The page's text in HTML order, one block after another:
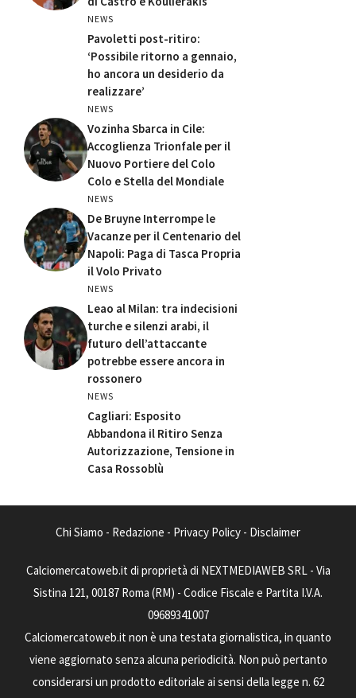
NEWS
Pavoletti post-ritiro:
‘Possibile ritorno a gennaio,
ho ancora un desiderio da
realizzare’
NEWS
Vozinha Sbarca in Cile:
Accoglienza Trionfale per il
Nuovo Portiere del Colo
Colo e Stella del Mondiale
NEWS
De Bruyne Interrompe le
Vacanze per il Centenario del
Napoli: Paga di Tasca Propria
il Volo Privato
NEWS
Leao al Milan: tra indecisioni
turche e silenzi arabi, il
futuro dell’attaccante
potrebbe essere ancora in
rossonero
NEWS
Cagliari: Esposito
Abbandona il Ritiro Senza
Autorizzazione, Tensione in
Casa Rossoblù
Chi Siamo - Redazione - Privacy Policy - Disclaimer
Calciomercatoweb.it di proprietà di NEXTMEDIAWEB SRL - Via
Sistina 121, 00187 Roma (RM) - Codice Fiscale e Partita I.V.A.
09689341007
Calciomercatoweb.it non è una testata giornalistica, in quanto
viene aggiornato senza alcuna periodicità. Non può pertanto
considerarsi un prodotto editoriale ai sensi della legge n. 62